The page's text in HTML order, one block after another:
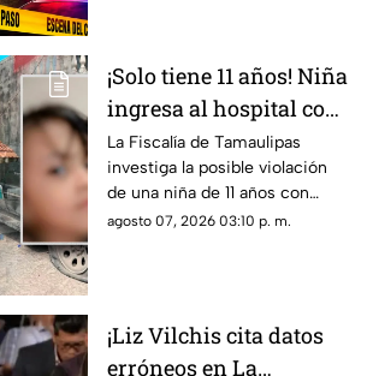
¡Solo tiene 11 años! Niña
ingresa al hospital con
más de 5 meses de
embarazo: autoridades
investigan familiares
La Fiscalía de Tamaulipas
investiga la posible violación
de una niña de 11 años con
cinco meses de embarazo en
agosto 07, 2026 03:10 p. m.
¡Liz Vilchis cita datos
erróneos en La